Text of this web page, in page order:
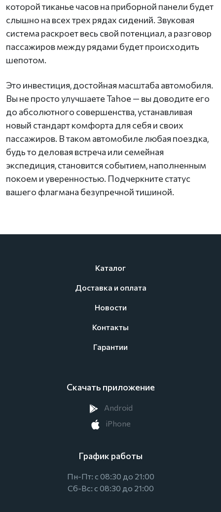
которой тиканье часов на приборной панели будет
слышно на всех трех рядах сидений. Звуковая
система раскроет весь свой потенциал, а разговор
пассажиров между рядами будет происходить
шепотом.
Это инвестиция, достойная масштаба автомобиля.
Вы не просто улучшаете Tahoe — вы доводите его
до абсолютного совершенства, устанавливая
новый стандарт комфорта для себя и своих
пассажиров. В таком автомобиле любая поездка,
будь то деловая встреча или семейная
экспедиция, становится событием, наполненным
покоем и уверенностью. Подчеркните статус
вашего флагмана безупречной тишиной.
Каталог
Доставка и оплата
Новости
Контакты
Гарантии
Скачать приложение
Android
iPhone
График работы
Пн-Пт: с 08:30 до 21:00
Сб-Вс: с 08:30 до 21:00